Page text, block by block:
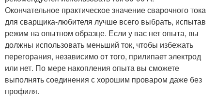
Окончательное практическое значение сварочного тока
для сварщика-любителя лучше всего выбрать, испытав
режим на опытном образце. Если у вас нет опыта, вы
должны использовать меньший ток, чтобы избежать
перегорания, независимо от того, прилипает электрод
или нет. По мере накопления опыта вы сможете
выполнять соединения с хорошим проваром даже без
профиля.